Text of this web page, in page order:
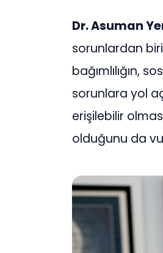
Dr. Asuman
sorunlardan
bağımlılığın,
sorunlara yol
erişilebilir
olduğunu da